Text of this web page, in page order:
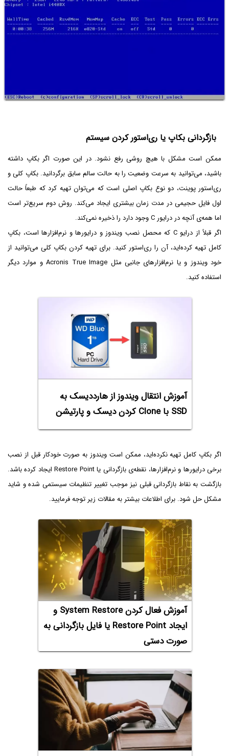
بازگردانی بکاپ یا ری‌استور کردن سیستم
ممکن است مشکل با هیچ روشی رفع نشود. در این صورت اگر بکاپ داشته
باشید، می‌توانید به سرعت وضعیت را به حالت سالم سابق برگردانید. بکاپ کلی و
ری‌استور پوینت، دو نوع بکاپ اصلی است که می‌توان تهیه کرد که طبعاً حالت
اول فایل حجیمی در مدت زمان بیشتری ایجاد می‌کند. روش دوم سریع‌تر است
اما همه‌ی آنچه در درایور C وجود دارد را ذخیره نمی‌کند.
اگر قبلاً از درایو C که محصل نصب ویندوز و درایورها و نرم‌افزارها است، بکاپ
کامل تهیه کرده‌اید، آن را ری‌استور کنید. برای تهیه کردن بکاپ کلی می‌توانید از
خود ویندوز و یا نرم‌افزارهای جانبی مثل Acronis True Image و موارد دیگر
استفاده کنید.
آموزش انتقال ویندوز از هارددیسک به
SSD با Clone کردن دیسک و پارتیشن
اگر بکاپ کامل تهیه نکرده‌اید، ممکن است ویندوز به صورت خودکار قبل از نصب
برخی درایورها و نرم‌افزارها، نقطه‌ی بازگردانی یا Restore Point ایجاد کرده باشد.
بازگشت به نقاط بازگردانی قبلی نیز موجب تغییر تنظیمات سیستمی شده و شاید
مشکل حل شود. برای اطلاعات بیشتر به مقالات زیر توجه فرمایید.
آموزش فعال کردن System Restore و
ایجاد Restore Point یا فایل بازگردانی به
صورت دستی